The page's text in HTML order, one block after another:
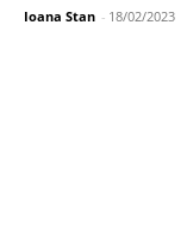
Ioana Stan - 18/02/2023